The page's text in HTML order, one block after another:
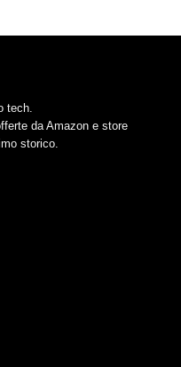
tech.
da Amazon e store
storico.